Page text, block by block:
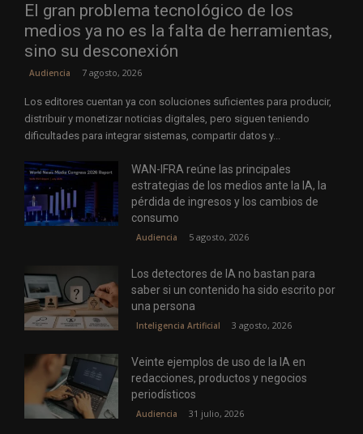
El gran problema tecnológico de los
medios ya no es la falta de herramientas,
sino su desconexión
Audiencia 7 agosto, 2026
Los editores cuentan ya con soluciones suficientes para producir,
distribuir y monetizar noticias digitales, pero siguen teniendo
dificultades para integrar sistemas, compartir datos y...
WAN-IFRA reúne las principales
estrategias de los medios ante la IA, la
pérdida de ingresos y los cambios de
consumo
Audiencia 5 agosto, 2026
Los detectores de IA no bastan para
saber si un contenido ha sido escrito por
una persona
Inteligencia Artificial 3 agosto, 2026
Veinte ejemplos de uso de la IA en
redacciones, productos y negocios
periodísticos
Audiencia 31 julio, 2026